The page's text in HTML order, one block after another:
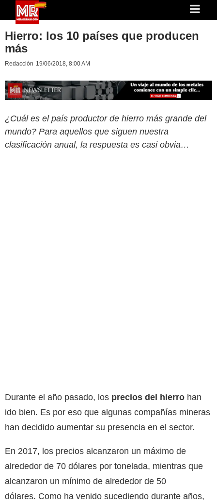
Hierro: los 10 países que producen
más
Redacción 19/06/2018, 8:00 AM
¿Cuál es el país productor de hierro más grande del
mundo? Para aquellos que siguen nuestra
clasificación anual, la respuesta es casi obvia…
Durante el año pasado, los precios del hierro han
ido bien. Es por eso que algunas compañías mineras
han decidido aumentar su presencia en el sector.
En 2017, los precios alcanzaron un máximo de
alrededor de 70 dólares por tonelada, mientras que
alcanzaron un mínimo de alrededor de 50
dólares. Como ha venido sucediendo durante años,